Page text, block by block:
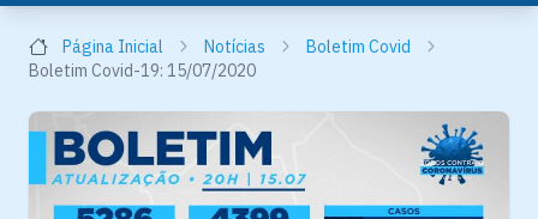
Página Inicial Notícias
Boletim Covid
Boletim Covid-19: 15/07/2020